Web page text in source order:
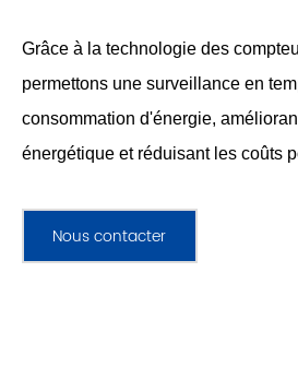
Nous contacter